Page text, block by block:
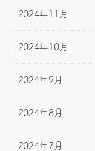
2024年11月
2024年10月
2024年9月
2024年8月
2024年7月